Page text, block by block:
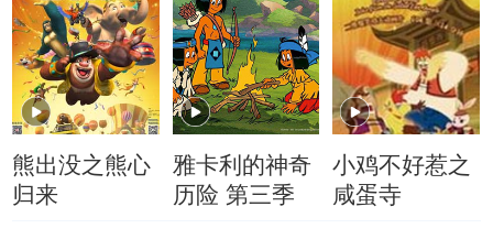
熊出没之熊心
归来
雅卡利的神奇
历险 第三季
小鸡不好惹之
咸蛋寺